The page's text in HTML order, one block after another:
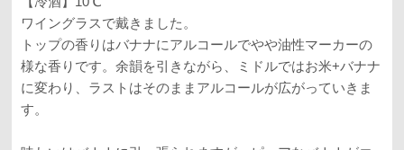
ワイングラスで戴きました。
トップの香りはバナナにアルコールでやや油性マーカーの
様な香りです。余韻を引きながら、ミドルではお米+バナナ
に変わり、ラストはそのままアルコールが広がっていきま
す。